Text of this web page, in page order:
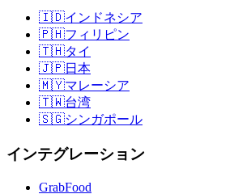
🇮🇩インドネシア
🇵🇭フィリピン
🇹🇭タイ
🇯🇵日本
🇲🇾マレーシア
🇹🇼台湾
🇸🇬シンガポール
インテグレーション
GrabFood